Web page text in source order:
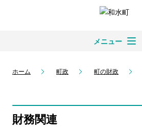
メニュー
ホーム 町政 町の財政
財務関連